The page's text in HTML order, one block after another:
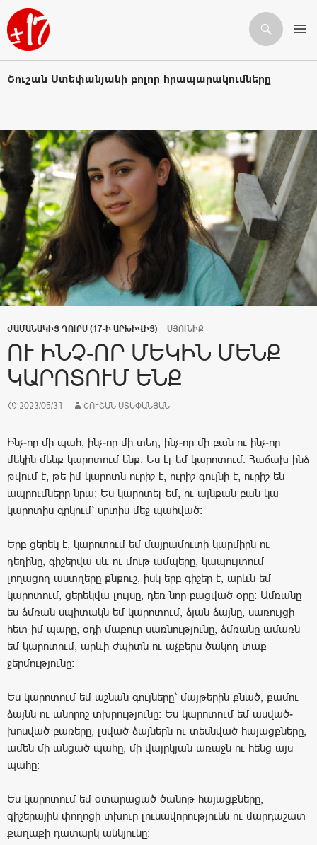
Որոնում
ԱՆՑՆԵԼ ԲՈՎԱՆԴԱԿՈՒԹՅԱՆԸ
Շուշան Ստեփանյանի բոլոր հրապարակումները
ԺԱՄԱՆԱԿԻՑ ԴՈՒՐՍ (17-Ի ԱՐԽԻՎԻՑ) ՍՅՈՒՆԻՔ
ՈՒ ԻՆՉ-ՈՐ ՄԵԿԻՆ ՄԵՆՔ
ԿԱՐՈՏՈՒՄ ԵՆՔ
2023/05/31 ՇՈՒՇԱՆ ՍՏԵՓԱՆՅԱՆ
Ինչ-որ մի պահ, ինչ-որ մի տեղ, ինչ-որ մի բան ու ինչ-որ
մեկին մենք կարոտում ենք: Ես էլ եմ կարոտում: Հաճախ ինձ
թվում է, թե իմ կարոտն ուրիշ է, ուրիշ գույնի է, ուրիշ են
ապրումները նրա: Ես կարոտել եմ, ու այնքան բան կա
կարոտիս գրկում՝ սրտիս մեջ պահված:
Երբ ցերեկ է, կարոտում եմ մայրամուտի կարմիրն ու
դեղինը, գիշերվա սև ու մութ ամպերը, կապույտում
լողացող աստղերը քնքուշ, իսկ երբ գիշեր է, արևն եմ
կարոտում, ցերեկվա լույսը, դեռ նոր բացված օրը: Ամռանը
ես ձմռան սպիտակն եմ կարոտում, ձյան ձայնը, սառույցի
հետ իմ պարը, օդի մաքուր սառնությունը, ձմռանը ամառն
եմ կարոտում, արևի ժպիտն ու աչքերս ծակող տաք
ջերմությունը:
Ես կարոտում եմ աշնան գույները՝ մայթերին քնած, քամու
ձայնն ու անորոշ տխրությունը: Ես կարոտում եմ ասված-
խոսված բառերը, լսված ձայներն ու տեսնված հայացքները,
ամեն մի անցած պահը, մի վայրկյան առաջն ու հենց այս
պահը:
Ես կարոտում եմ օտարացած ծանոթ հայացքները,
գիշերային փողոցի տխուր լուսավորությունն ու մարդաշատ
քաղաքի դատարկ անկյունը: